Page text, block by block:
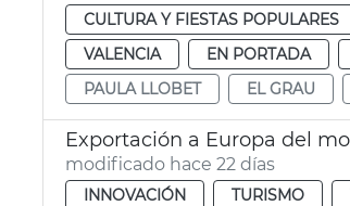
CULTURA Y FIESTAS POPULARES
VALENCIA
EN PORTADA
PAULA LLOBET
EL GRAU
Exportación a Europa del
modificado hace 22 días
INNOVACIÓN TURISMO